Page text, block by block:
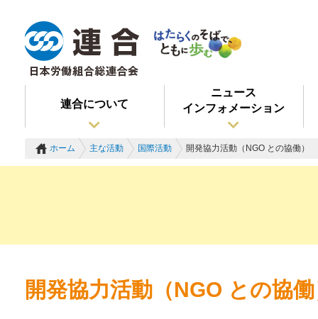
連合について
ニュース
インフォメーション
ホーム 主な活動 国際活動 開発協力活動（NGO との協働）
開発協力活動（NGO との協